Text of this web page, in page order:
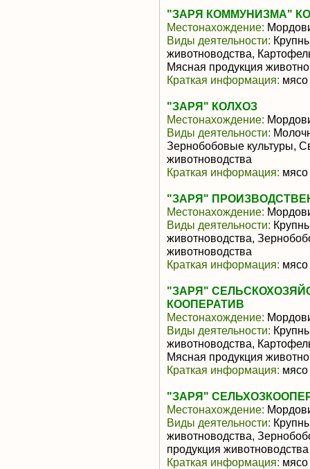
"ЗАРЯ КОММУНИЗМА"
Местонахождение:
Виды деятельности:
животноводства,
Мясная продукция
Краткая информация: мясо
"ЗАРЯ" КОЛХОЗ
Местонахождение:
Виды деятельности:
Зернобобовые культуры,
животноводства
Краткая информация: мясо
"ЗАРЯ"
Местонахождение:
Виды деятельности:
животноводства,
животноводства
Краткая информация: мясо
"ЗАРЯ"
КООПЕРАТИВ
Местонахождение:
Виды деятельности:
животноводства,
Мясная продукция
Краткая информация: мясо
"ЗАРЯ"
Местонахождение:
Виды деятельности:
животноводства,
продукция животноводства
Краткая информация: мясо